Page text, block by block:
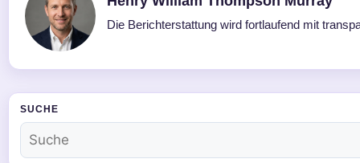
Die Berichterstattung wird fortlaufend mit
SUCHE